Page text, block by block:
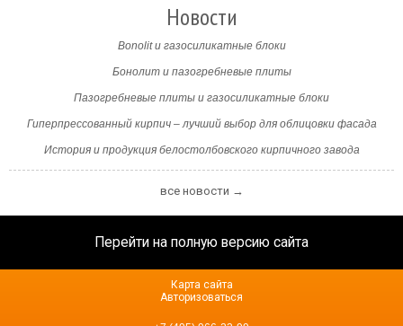
Новости
Bonolit и газосиликатные блоки
Бонолит и пазогребневые плиты
Пазогребневые плиты и газосиликатные блоки
Гиперпрессованный кирпич – лучший выбор для облицовки фасада
История и продукция белостолбовского кирпичного завода
все новости →
Перейти на полную версию сайта
Карта сайта
Авторизоваться